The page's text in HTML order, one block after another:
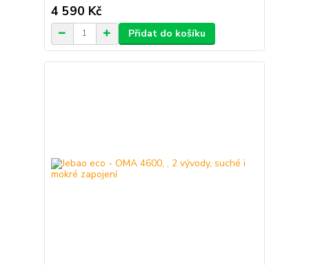
4 590 Kč
Přidat do košíku